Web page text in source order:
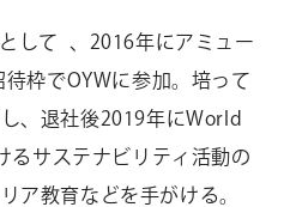
して 、2016年にアミュー
枠でOYWに参加。培って
、退社後2019年にWorld
るサステナビリティ活動の
ア教育などを手がける。